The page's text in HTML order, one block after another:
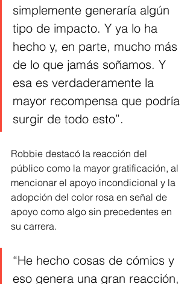
simplemente generaría algún
tipo de impacto. Y ya lo ha
hecho y, en parte, mucho más
de lo que jamás soñamos. Y
esa es verdaderamente la
mayor recompensa que podría
surgir de todo esto”.
Robbie destacó la reacción del
público como la mayor gratificación, al
mencionar el apoyo incondicional y la
adopción del color rosa en señal de
apoyo como algo sin precedentes en
su carrera.
“He hecho cosas de cómics y
eso genera una gran reacción,